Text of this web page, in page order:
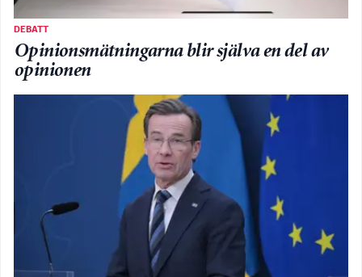
DEBATT
Opinionsmätningarna blir själva en del av
opinionen